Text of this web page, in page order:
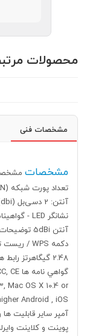
محصولات
مشخصات فنی
مشخصات
نشانگر LED - گواهینامه‌ها: FCC Class B CE C-Tick
آنتن 5dBi
دکمه WPS / ریست تنظیمات دستگاه
2.48 گیگاهرتز
رابط
گواهي نامه ها CE
Mac OS X 10.4 or
Android , iOS
آمپر ساير قابليت
پوینت و کلاینت